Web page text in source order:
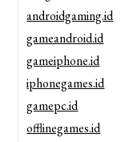
androidgaming.id
gameandroid.id
gameiphone.id
iphonegames.id
gamepc.id
offlinegames.id